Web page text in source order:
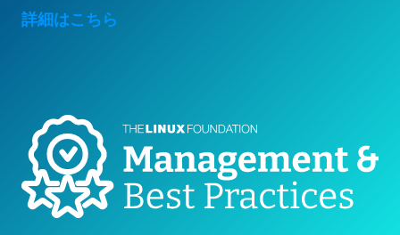
詳細はこちら